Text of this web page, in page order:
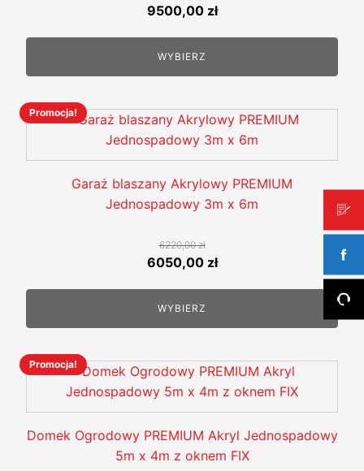
Pierwotna
wynosiła:
9500,00 złAktualna
WYBIERZ
Promocja!
Garaż blaszany Akrylowy PREMIUM
Jednospadowy 3m x 6m
6220,00zł
Pierwotna
wynosiła:
6050,00 złAktualna
WYBIERZ
Ten
ma
Promocja!
Domek Ogrodowy PREMIUM Akryl Jednospadowy
5m x 4m z oknem FIX
Ten
produkt
ma
wiele